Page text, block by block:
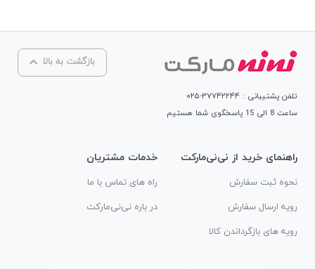
بازگشت به بالا
تلفن پشتیبانی : ۳۷۷۴۲۲۴۴-۰۲۵
ساعت 8 الی 15 پاسخگوی شما هستیم
راهنمای خرید از نی‌نی‌مارکت
نحوه ثبت سفارش
رویه ارسال سفارش
رویه های بازگرداندن کالا
خدمات مشتریان
راه های تماس با ما
در باره نی‌نی‌مارکت